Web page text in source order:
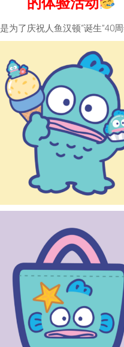
为了庆祝人鱼汉顿“诞生”40周